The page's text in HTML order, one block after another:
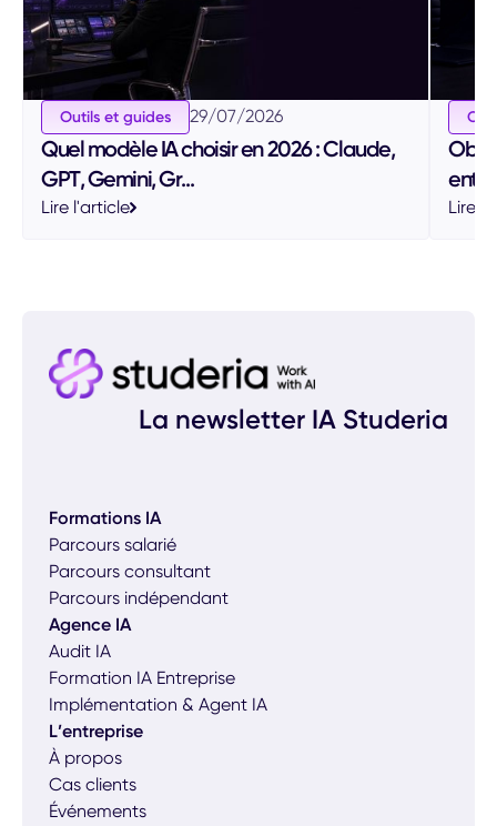
Outils et guides 29/07/2026
Quel modèle IA choisir en 2026 : Claude,
GPT, Gemini, Gr...
Lire l'article Lire
La newsletter IA Studeria
Formations IA
Parcours salarié
Parcours consultant
Parcours indépendant
Agence IA
Audit IA
Formation IA Entreprise
Implémentation & Agent IA
L’entreprise
À propos
Cas clients
Événements